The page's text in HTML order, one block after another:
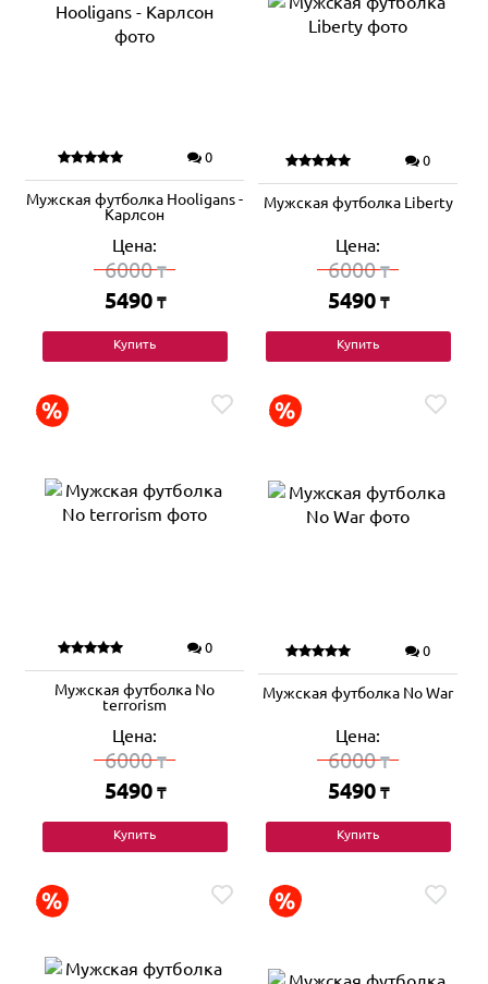
0
Мужская футболка Hooligans -
Карлсон
Цена:
6000₸
5490 ₸
Купить
0
Мужская футболка Liberty
Цена:
6000₸
5490 ₸
Купить
0
Мужская футболка No
terrorism
Цена:
6000₸
5490 ₸
Купить
0
Мужская футболка No War
Цена:
6000₸
5490 ₸
Купить